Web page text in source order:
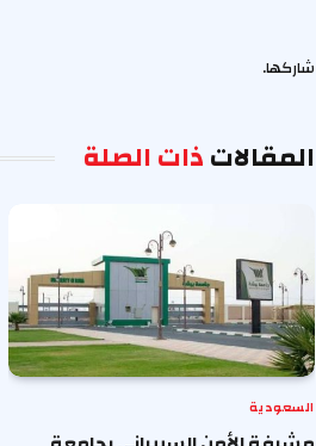
شاركها.
المقالاتذات الصلة
السعودية